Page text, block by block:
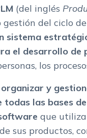
(del inglés
gestión del ciclo
sistema
el desarrollo de
los
organizar y
todas las bases
que
sus productos,